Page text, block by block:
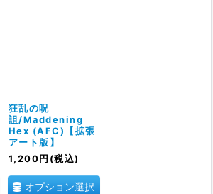
狂乱の呪
詛/Maddening
Hex (AFC)【拡張
アート版】
1,200 円 (税込)
オプション選択